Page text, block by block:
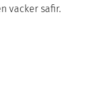
vacker safir.